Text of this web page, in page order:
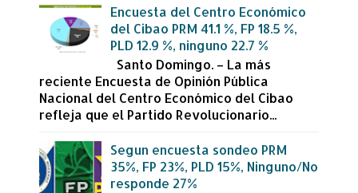
Encuesta del Centro Económico
del Cibao PRM 41.1 %, FP 18.5 %,
PLD 12.9 %, ninguno 22.7 %
Santo Domingo. – La más
reciente Encuesta de Opinión Pública
Nacional del Centro Económico del Cibao
refleja que el Partido Revolucionario...
Segun encuesta sondeo PRM
35%, FP 23%, PLD 15%, Ninguno/No
responde 27%